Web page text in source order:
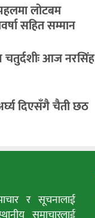
लोटबम
सहित सम्मान
आज नरसिंह
दिएसँगै चैती छठ
र सूचनालाई